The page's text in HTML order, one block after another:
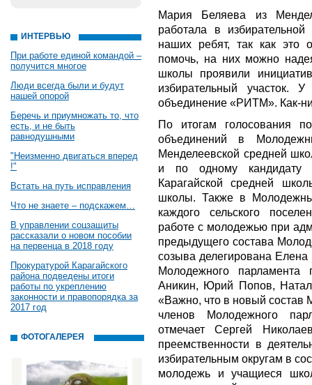
ИНТЕРВЬЮ
При работе единой командой –
получится многое
Люди всегда были и будут
нашей опорой
Беречь и приумножать то, что
есть, и не быть
равнодушными
"Неизменно двигаться вперед
!"
Встать на путь исправления
Что не знаете – подскажем…
В управлении соцзащиты
рассказали о новом пособии
на первенца в 2018 году
Прокуратурой Карагайского
района подведены итоги
работы по укреплению
законности и правопорядка за
2017 год
ФОТОГАЛЕРЕЯ
Мария Беляева из
работала в
наших ребят, так как это
помочь, на них можно
школы проявили
избирательный участок.
объединение «РИТМ». Как-
По итогам голосования
объединений в
Менделеевской средней
и по одному кандидату
Карагайской средней
школы. Также в
каждого сельского
работе с молодежью при
предыдущего состава
созыва делегирована
Молодежного
Аникин, Юрий Попов,
«Важно, что в новый состав
членов Молодежного
отмечает Сергей
преемственности в
избирательным округам в
молодежь и учащиеся